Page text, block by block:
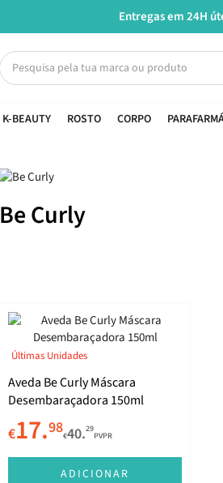
Entregas em 24H
K-BEAUTY ROSTO CORPO
Be Curly
Últimas Unidades
Aveda Be Curly Máscara
Desembaraçadora 150ml
€17.98€40.29
PVPR
ADICIONAR